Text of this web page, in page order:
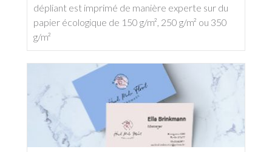
dépliant est imprimé de manière experte sur du
papier écologique de 150 g/m², 250 g/m² ou 350
g/m²